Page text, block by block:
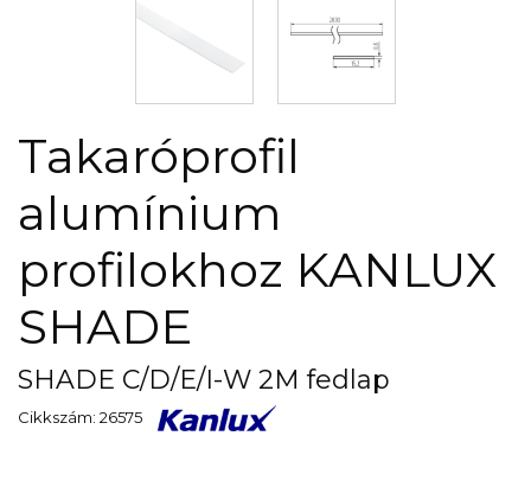
Takaróprofil
alumínium
profilokhoz KANLUX
SHADE
SHADE C/D/E/I-W 2M fedlap
Cikkszám: 26575